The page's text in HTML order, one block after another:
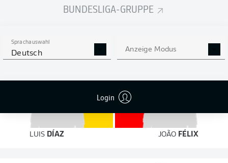
BUNDESLIGA-GRUPPE
Sprachauswahl
Deutsch Anzeige Modus
Login
neben das Tor neben das Tor
4
3
LUIS DÍAZ JOÃO FÉLIX